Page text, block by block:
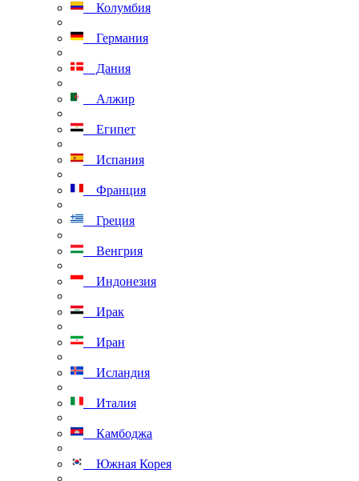
Колумбия
Германия
Дания
Алжир
Египет
Испания
Франция
Греция
Венгрия
Индонезия
Ирак
Иран
Исландия
Италия
Камбоджа
Южная Корея